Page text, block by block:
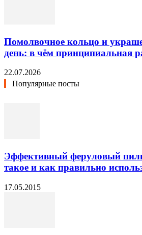
Помолвочное кольцо и
день: в чём принципиальная
22.07.2026
Популярные посты
Эффективный феруловый
такое и как правильно
17.05.2015